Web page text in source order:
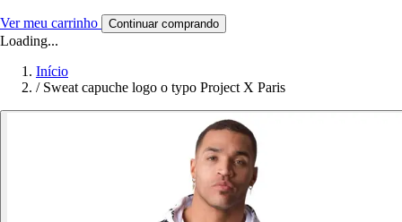
Ver meu carrinho Continuar comprando
Loading...
Início
/ Sweat capuche logo o typo Project X Paris